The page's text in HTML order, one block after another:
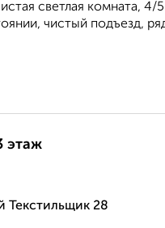
светлая комната,
чистый подъезд,
этаж
Текстильщик 28